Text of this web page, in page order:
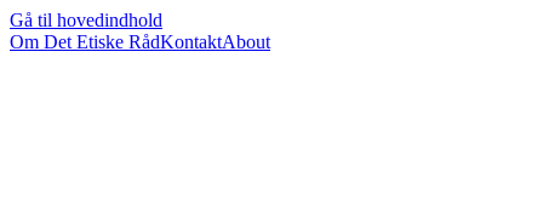
Gå til hovedindhold
Om Det Etiske RådKontaktAbout